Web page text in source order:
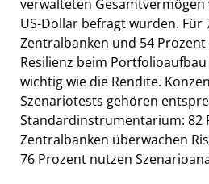
verwalteten
US-Dollar befragt wurden. Für
Zentralbanken und 54
Resilienz beim
wichtig wie die Rendite.
Szenariotests gehören
Standardinstrumentarium: 82
Zentralbanken überwachen
76 Prozent nutzen